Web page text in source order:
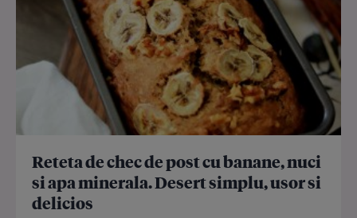
Reteta de chec de post cu banane, nuci
si apa minerala. Desert simplu, usor si
delicios